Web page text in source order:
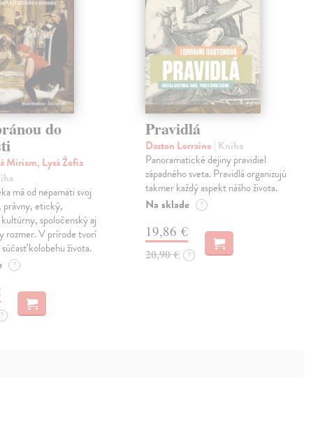
do
Miriam, Lysá Žofia
má od nepamäti svoj
právny, etický,
spoločenský aj
rozmer. V prírode tvorí
kolobehu života.
?
?
Pravidlá
Daston Lorraine | Kniha
Panoramatické dejiny pravidiel
západného sveta. Pravidlá organizujú
takmer každý aspekt nášho života.
Na sklade ?
19,86 €
20,90 € ?